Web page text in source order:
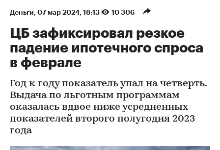
Деньги⁠, 07 мар 2024, 18:13 10 306
ЦБ зафиксировал резкое
падение ипотечного спроса
в феврале
Год к году показатель упал на четверть.
Выдача по льготным программам
оказалась вдвое ниже усредненных
показателей второго полугодия 2023
года